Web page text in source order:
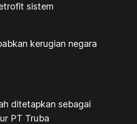
sistem
kerugian negara
ditetapkan sebagai
PT Truba